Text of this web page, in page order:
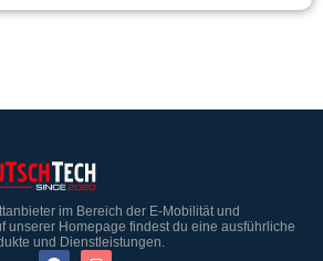
im Bereich der E-Mobilität und
unserer Homepage findest du eine ausführliche
und Dienstleistungen.